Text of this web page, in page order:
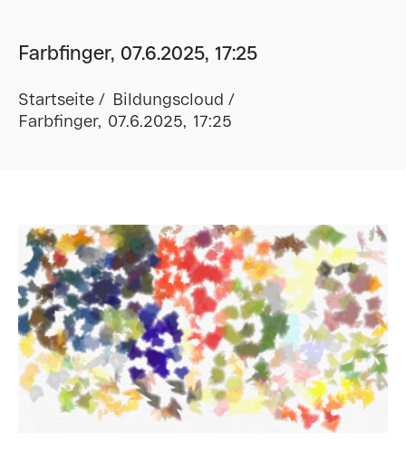
Farbfinger, 07.6.2025, 17:25
Startseite
Bildungscloud
Farbfinger, 07.6.2025, 17:25